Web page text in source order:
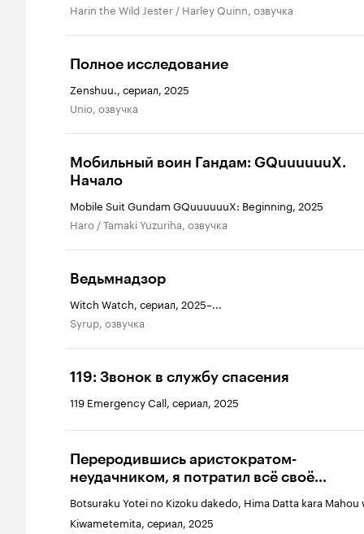
Harin the Wild Jester / Harley Quinn, озвучка
Полное исследование
Zenshuu., сериал, 2025
Unio, озвучка
Мобильный воин Гандам: GQuuuuuuX.
Начало
Mobile Suit Gundam GQuuuuuuX: Beginning, 2025
Haro / Tamaki Yuzuriha, озвучка
Ведьмнадзор
Witch Watch, сериал, 2025–...
Syrup, озвучка
119: Звонок в службу спасения
119 Emergency Call, сериал, 2025
Переродившись аристократом-
неудачником, я потратил всё своё
свободное время, чтобы стать великим
магом!
Botsuraku Yotei no Kizoku dakedo, Hima Datta kara Mahou
Kiwametemita, сериал, 2025